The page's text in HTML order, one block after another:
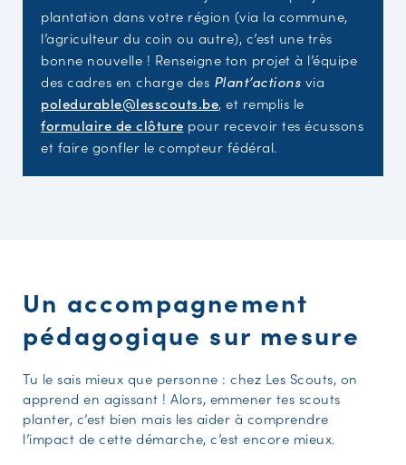
plantation dans votre région (via la commune,
l’agriculteur du coin ou autre), c’est une très
bonne nouvelle ! Renseigne ton projet à l’équipe
des cadres en charge des Plant’actions via
poledurable@lesscouts.be, et remplis le
formulaire de clôture pour recevoir tes écussons
et faire gonfler le compteur fédéral.
Un accompagnement
pédagogique sur mesure
Tu le sais mieux que personne : chez Les Scouts, on
apprend en agissant ! Alors, emmener tes scouts
planter, c’est bien mais les aider à comprendre
l’impact de cette démarche, c’est encore mieux.